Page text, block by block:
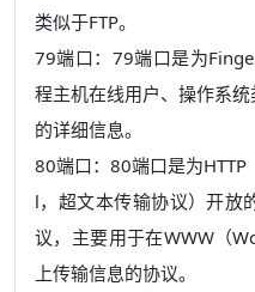
类似于FTP。
79端口：79端口是为
程主机在线用户、操作系
的详细信息。
80端口：80端口是为
l，超文本传输协议）开放
议，主要用于在WWW（
上传输信息的协议。